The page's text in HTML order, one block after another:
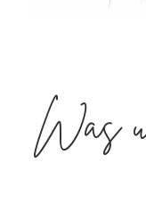
Was